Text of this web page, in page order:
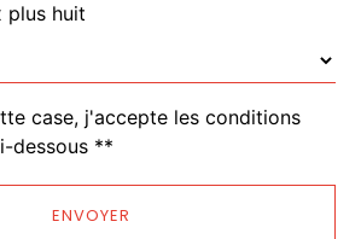
plus huit
case, j'accepte les conditions
dessous **
ENVOYER